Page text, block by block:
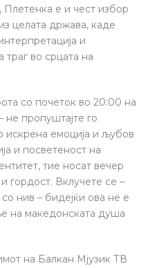
Плетенка е и чест избор
целата држава, каде
и
траг во срцата на
со почеток во 20:00 на
не пропуштајте го
искрена емоција и љубов
и посветеност на
тие носат вечер
гордост. Вклучете се –
со нив – бидејќи ова не е
на македонската душа
на Балкан Мјузик ТВ